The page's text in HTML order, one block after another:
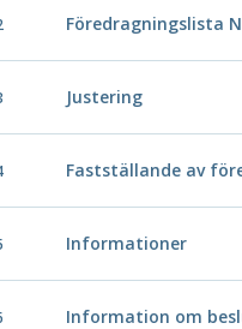
Föredragningslista
Justering
Fastställande av
Informationer
Information om